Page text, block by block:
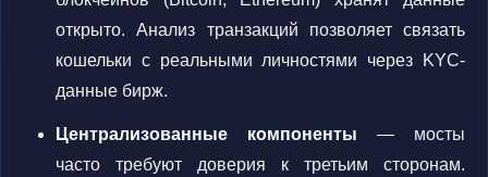
открыто. Анализ транзакций позволяет связать
кошельки с реальными личностями через KYC-
данные бирж.
Централизованные компоненты — мосты
часто требуют доверия к третьим сторонам.